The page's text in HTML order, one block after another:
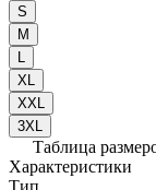
S
M
L
XL
XXL
3XL
Таблица
Характеристики
Тип